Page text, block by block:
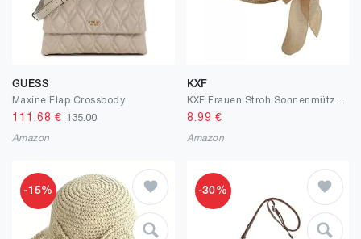
GUESS
Maxine Flap Crossbody
111.68 €135.00
Amazon
KXF
8.99 €
Amazon
-15% -30%